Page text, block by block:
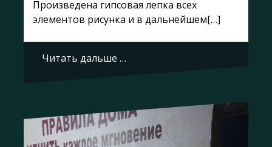
Произведена гипсовая лепка всех
элементов рисунка и в дальнейшем[…]
Читать дальше …